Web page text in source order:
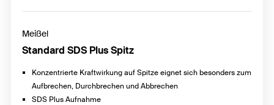
Meißel
Standard SDS Plus Spitz
Konzentrierte Kraftwirkung auf Spitze eignet sich besonders zum
Aufbrechen, Durchbrechen und Abbrechen
SDS Plus Aufnahme